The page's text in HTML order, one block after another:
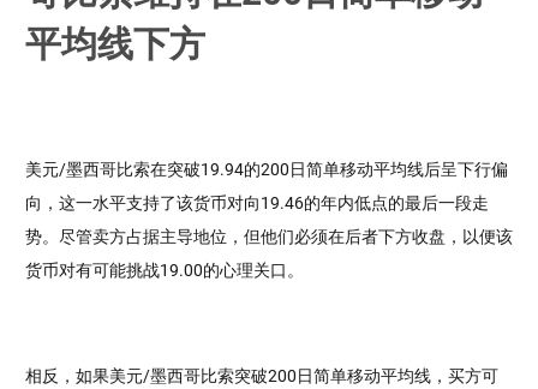
平均线下方
美元/墨西哥比索在突破19.94的200日简单移动平均线后呈下行偏
向，这一水平支持了该货币对向19.46的年内低点的最后一段走
势。尽管卖方占据主导地位，但他们必须在后者下方收盘，以便该
货币对有可能挑战19.00的心理关口。
相反，如果美元/墨西哥比索突破200日简单移动平均线，买方可